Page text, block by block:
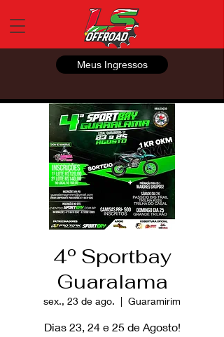
Meus Ingressos
4º Sportbay
Guaralama
sex., 23 de ago.
  |
Guaramirim
Dias 23, 24 e 25 de Agosto!